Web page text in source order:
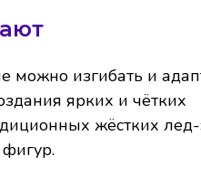
можно изгибать и
ярких и чётких
жёстких